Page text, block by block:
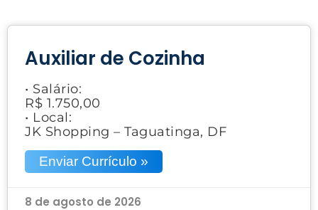
Auxiliar de Cozinha
• Salário:
R$ 1.750,00
• Local:
JK Shopping – Taguatinga, DF
Enviar Currículo »
8 de agosto de 2026